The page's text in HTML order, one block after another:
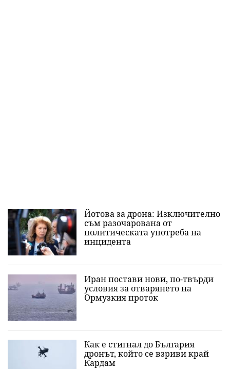
Йотова за дрона: Изключително
съм разочарована от
политическата употреба на
инцидента
Иран постави нови, по-твърди
условия за отварянето на
Ормузкия проток
Как е стигнал до България
дронът, който се взриви край
Кардам